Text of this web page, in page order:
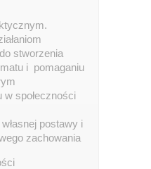
stworzenia
i pomaganiu
w społeczności
postawy i
zachowania